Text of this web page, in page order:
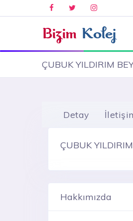
ÇUBUK YILDIRIM
Detay
ÇUBUK
Hakkımızda